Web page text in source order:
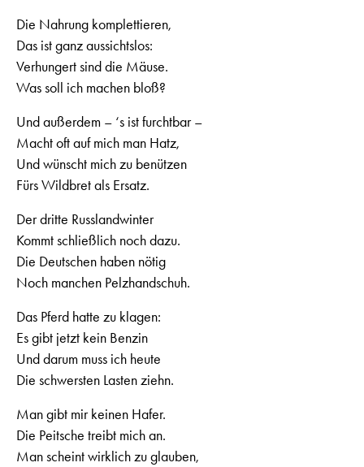
Die Nahrung komplettieren,
Das ist ganz aussichtslos:
Verhungert sind die Mäuse.
Was soll ich machen bloß?
Und außerdem – ‘s ist furchtbar –
Macht oft auf mich man Hatz,
Und wünscht mich zu benützen
Fürs Wildbret als Ersatz.
Der dritte Russlandwinter
Kommt schließlich noch dazu.
Die Deutschen haben nötig
Noch manchen Pelzhandschuh.
Das Pferd hatte zu klagen:
Es gibt jetzt kein Benzin
Und darum muss ich heute
Die schwersten Lasten ziehn.
Man gibt mir keinen Hafer.
Die Peitsche treibt mich an.
Man scheint wirklich zu glauben,